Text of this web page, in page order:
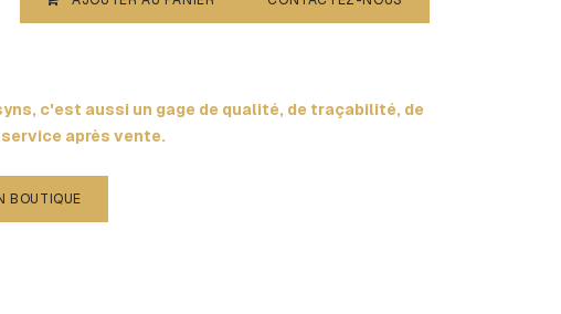
c'est aussi un gage de qualité, de traçabilité, de
après vente.
BOUTIQUE